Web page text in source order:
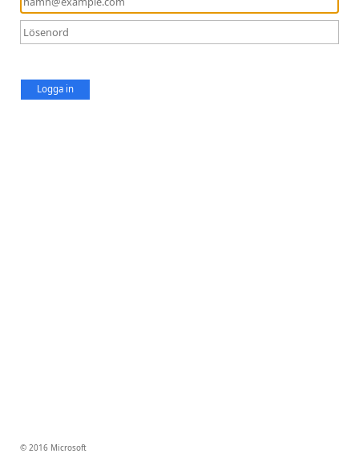
Logga in
© 2016 Microsoft